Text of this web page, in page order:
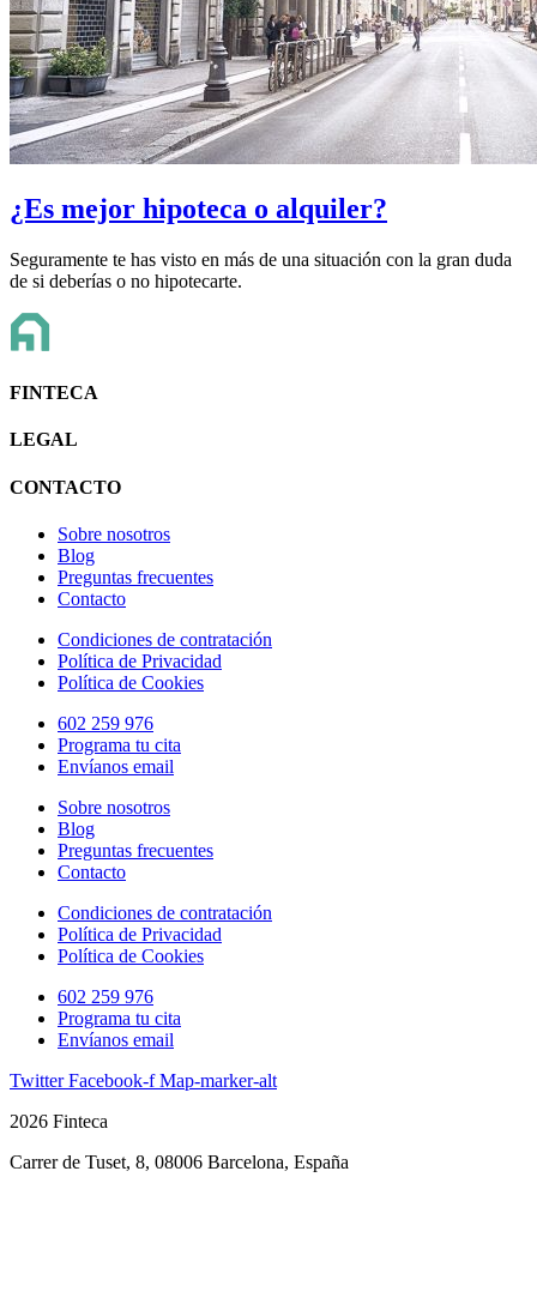
¿Es mejor hipoteca o alquiler?
Seguramente te has visto en más de una situación con la gran duda
de si deberías o no hipotecarte.
FINTECA
LEGAL
CONTACTO
Sobre nosotros
Blog
Preguntas frecuentes
Contacto
Condiciones de contratación
Política de Privacidad
Política de Cookies
602 259 976
Programa tu cita
Envíanos email
Sobre nosotros
Blog
Preguntas frecuentes
Contacto
Condiciones de contratación
Política de Privacidad
Política de Cookies
602 259 976
Programa tu cita
Envíanos email
Twitter Facebook-f Map-marker-alt
2026 Finteca
Carrer de Tuset, 8, 08006 Barcelona, España